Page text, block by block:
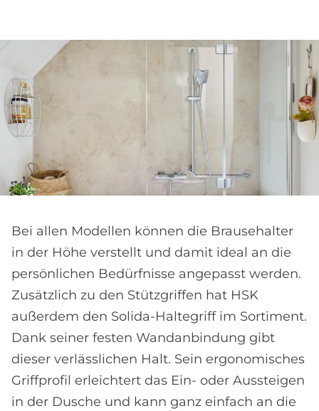
Bei allen Modellen können die Brausehalter
in der Höhe verstellt und damit ideal an die
persönlichen Bedürfnisse angepasst werden.
Zusätzlich zu den Stützgriffen hat HSK
außerdem den Solida-Haltegriff im Sortiment.
Dank seiner festen Wandanbindung gibt
dieser verlässlichen Halt. Sein ergonomisches
Griffprofil erleichtert das Ein- oder Aussteigen
in der Dusche und kann ganz einfach an die